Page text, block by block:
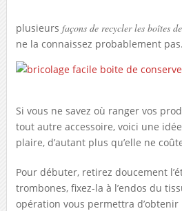
plusieurs façons de recycler les boîtes
ne la connaissez probablement pas.
Si vous ne savez où ranger vos
tout autre accessoire, voici une
plaire, d’autant plus qu’elle ne
Pour débuter, retirez doucement
trombones, fixez-la à l’endos du
opération vous permettra